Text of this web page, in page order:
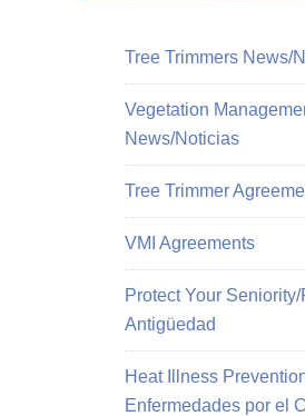
Tree Trimmers News/
Vegetation
News/Noticias
Tree Trimmer
VMI Agreements
Protect Your
Antigüedad
Heat Illness
Enfermedades por el